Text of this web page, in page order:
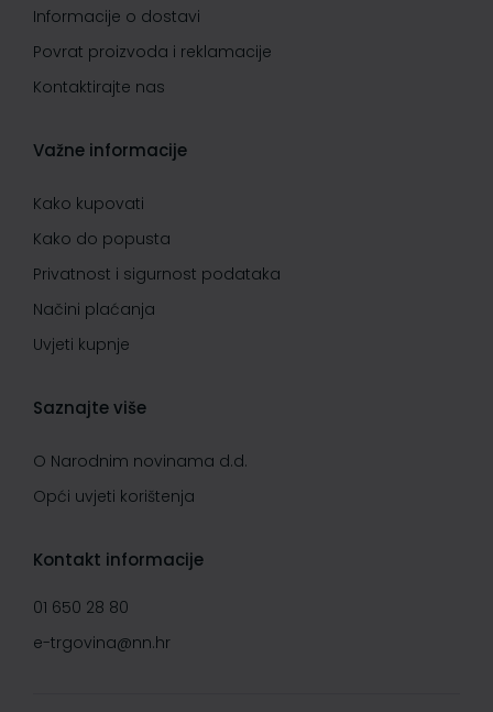
Informacije o dostavi
Povrat proizvoda i reklamacije
Kontaktirajte nas
Važne informacije
Kako kupovati
Kako do popusta
Privatnost i sigurnost podataka
Načini plaćanja
Uvjeti kupnje
Saznajte više
O Narodnim novinama d.d.
Opći uvjeti korištenja
Kontakt informacije
01 650 28 80
e-trgovina@nn.hr